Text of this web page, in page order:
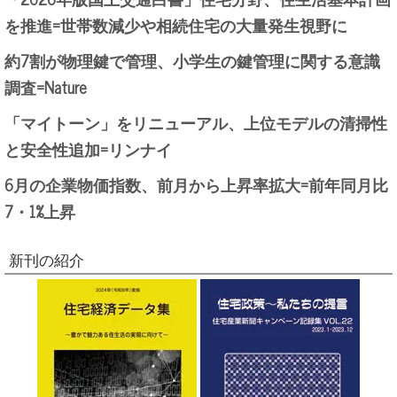
を推進=世帯数減少や相続住宅の大量発生視野に
約7割が物理鍵で管理、小学生の鍵管理に関する意識
調査=Nature
「マイトーン」をリニューアル、上位モデルの清掃性
と安全性追加=リンナイ
6月の企業物価指数、前月から上昇率拡大=前年同月比
7・1%上昇
新刊の紹介